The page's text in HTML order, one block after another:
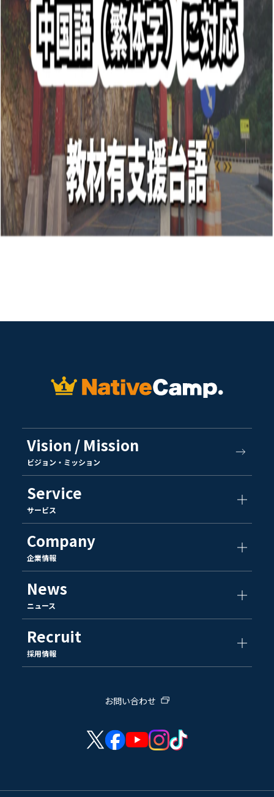
Vision / Mission
ビジョン・ミッション
Service
サービス
Company
企業情報
News
ニュース
Recruit
採用情報
お問い合わせ